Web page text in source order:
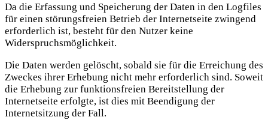
Da die Erfassung und Speicherung der Daten in den Logfiles
für einen störungsfreien Betrieb der Internetseite zwingend
erforderlich ist, besteht für den Nutzer keine
Widerspruchsmöglichkeit.
Die Daten werden gelöscht, sobald sie für die Erreichung des
Zweckes ihrer Erhebung nicht mehr erforderlich sind. Soweit
die Erhebung zur funktionsfreien Bereitstellung der
Internetseite erfolgte, ist dies mit Beendigung der
Internetsitzung der Fall.